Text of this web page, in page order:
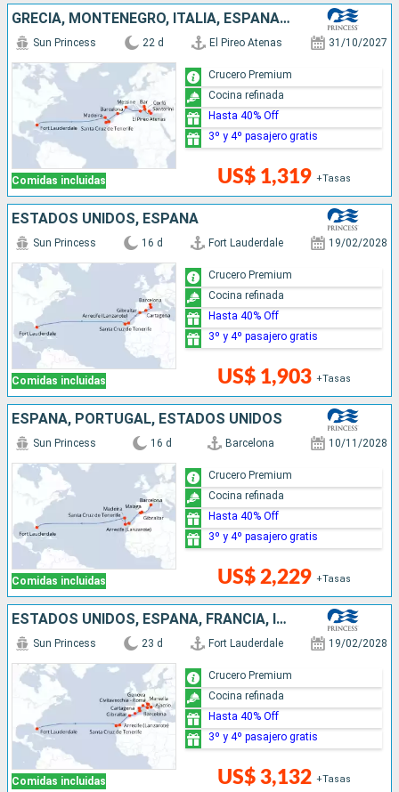
GRECIA, MONTENEGRO, ITALIA, ESPAÑA, PORTUGAL, ESTADOS UNIDOS
Comidas incluidas
Sun Princess 22 d El Pireo Atenas 31/10/2027
US$ 1,319 +Tasas
Crucero Premium
Cocina refinada
Hasta 40% Off
3º y 4º pasajero gratis
ESTADOS UNIDOS, ESPAÑA
Comidas incluidas
Sun Princess 16 d Fort Lauderdale 19/02/2028
US$ 1,903 +Tasas
Crucero Premium
Cocina refinada
Hasta 40% Off
3º y 4º pasajero gratis
ESPAÑA, PORTUGAL, ESTADOS UNIDOS
Comidas incluidas
Sun Princess 16 d Barcelona 10/11/2028
US$ 2,229 +Tasas
Crucero Premium
Cocina refinada
Hasta 40% Off
3º y 4º pasajero gratis
ESTADOS UNIDOS, ESPAÑA, FRANCIA, ITALIA
Comidas incluidas
Sun Princess 23 d Fort Lauderdale 19/02/2028
US$ 3,132 +Tasas
Crucero Premium
Cocina refinada
Hasta 40% Off
3º y 4º pasajero gratis